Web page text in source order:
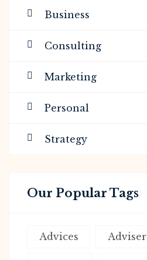
Business
Consulting
Marketing
Personal
Strategy
Our Popular Tags
Advices Adviser